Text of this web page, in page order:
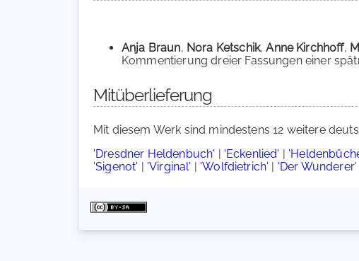
Anja Braun, Nora Ketschik,Anne Kirchhoff,
Kommentierung dreier Fassungen einer
Mitüberlieferung
Mit diesem Werk sind mindestens 12 weitere
'Dresdner Heldenbuch' | 'Eckenlied' |
'Sigenot' | 'Virginal' | 'Wolfdietrich' | 'Der Wunderer'